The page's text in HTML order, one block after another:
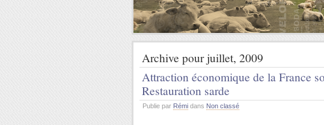
Archive pour juillet, 2009
Attraction économique de la France
Restauration sarde
Publie par Rémi dans Non classé